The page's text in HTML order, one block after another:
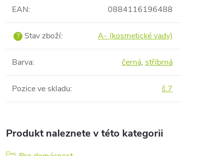
EAN: 0884116196488
? Stav zboží: A- (kosmetické vady)
Barva: černá, stříbrná
Pozice ve skladu: š.7
Produkt naleznete v této kategorii